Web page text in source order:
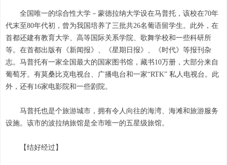
全国唯一的综合性大学－蒙德拉纳大学设在马普托，该校在70年
代末至80年代初，曾为我国培养了三批共26名葡语留学生。此外，在
首都还建有教育大学、高等国际关系学院、歌舞学校和一些科研所
等。在首都出版有《新闻报》、《星期日报》、《时代》等报刊杂
志。马普托有一家全国最大的国家图书馆，藏书10万册，大部分来自
葡萄牙。有莫桑比克电视台、广播电台和一家“RTK” 私人电视台。此
外，还有16家电影院和一些剧院。
马普托也是个旅游城市，拥有令人向往的海湾、海滩和旅游服务
设施。该市的波拉纳旅馆是全市唯一的五星级旅馆。
【结好经过】